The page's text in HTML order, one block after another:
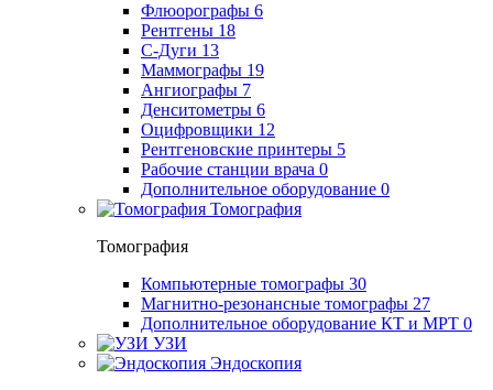
Флюорографы 6
Рентгены 18
С-Дуги 13
Маммографы 19
Ангиографы 7
Денситометры 6
Оцифровщики 12
Рентгеновские принтеры 5
Рабочие станции врача 0
Дополнительное оборудование 0
Томография
Томография
Компьютерные томографы 30
Магнитно-резонансные томографы 27
Дополнительное оборудование КТ и МРТ 0
УЗИ
Эндоскопия